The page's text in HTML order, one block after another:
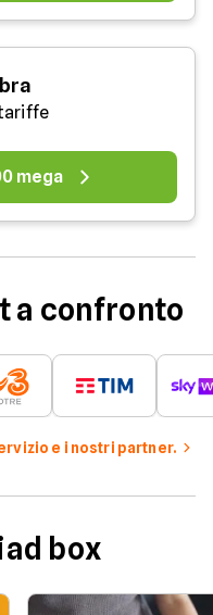
mega
a confronto
e i nostri partner.
box